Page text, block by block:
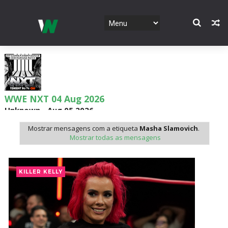
WWE NXT 04 Aug 2026
Unknown Aug 05 2026
WWE Monday Night Raw 03 Aug 2026
Unknown-Aug 04 2026
WWE SummerSlam 2026 - Sunday
Unknown-Aug 02 2026
Mostrar mensagens com a etiqueta Masha Slamovich.
Mostrar todas as mensagens
KILLER KELLY